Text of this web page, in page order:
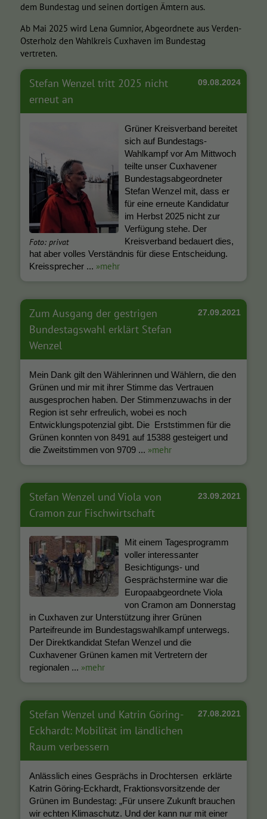
dem Bundestag und seinen dortigen Ämtern aus.
Ab Mai 2025 wird Lena Gumnior, Abgeordnete aus Verden-
Osterholz den Wahlkreis Cuxhaven im Bundestag
vertreten.
09.08.2024
Stefan Wenzel tritt 2025 nicht
erneut an
Foto: privat
Grüner Kreisverband bereitet
sich auf Bundestags-
Wahlkampf vor Am Mittwoch
teilte unser Cuxhavener
Bundestagsabgeordneter
Stefan Wenzel mit, dass er
für eine erneute Kandidatur
im Herbst 2025 nicht zur
Verfügung stehe. Der
Kreisverband bedauert dies,
hat aber volles Verständnis für diese Entscheidung.
Kreissprecher ... »mehr
27.09.2021
Zum Ausgang der gestrigen
Bundestagswahl erklärt Stefan
Wenzel
Mein Dank gilt den Wählerinnen und Wählern, die den
Grünen und mir mit ihrer Stimme das Vertrauen
ausgesprochen haben. Der Stimmenzuwachs in der
Region ist sehr erfreulich, wobei es noch
Entwicklungspotenzial gibt. Die Erststimmen für die
Grünen konnten von 8491 auf 15388 gesteigert und
die Zweitstimmen von 9709 ... »mehr
23.09.2021
Stefan Wenzel und Viola von
Cramon zur Fischwirtschaft
Mit einem Tagesprogramm
voller interessanter
Besichtigungs- und
Gesprächstermine war die
Europaabgeordnete Viola
von Cramon am Donnerstag
in Cuxhaven zur Unterstützung ihrer Grünen
Parteifreunde im Bundestagswahlkampf unterwegs.
Der Direktkandidat Stefan Wenzel und die
Cuxhavener Grünen kamen mit Vertretern der
regionalen ... »mehr
27.08.2021
Stefan Wenzel und Katrin Göring-
Eckhardt: Mobilität im ländlichen
Raum verbessern
Anlässlich eines Gesprächs in Drochtersen erklärte
Katrin Göring-Eckhardt, Fraktionsvorsitzende der
Grünen im Bundestag: „Für unsere Zukunft brauchen
wir echten Klimaschutz. Und der kann nur mit einer